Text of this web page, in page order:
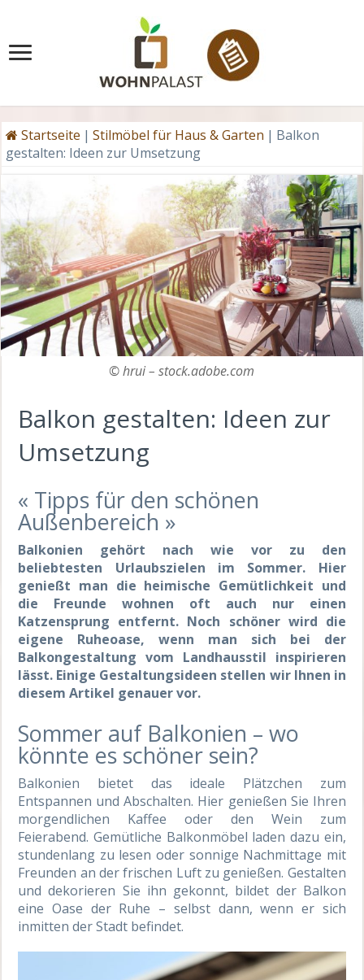
Startseite | Stilmöbel für Haus & Garten | Balkon
gestalten: Ideen zur Umsetzung
© hrui – stock.adobe.com
Balkon gestalten: Ideen zur
Umsetzung
« Tipps für den schönen
Außenbereich »
Balkonien gehört nach wie vor zu den
beliebtesten Urlaubszielen im Sommer. Hier
genießt man die heimische Gemütlichkeit und
die Freunde wohnen oft auch nur einen
Katzensprung entfernt. Noch schöner wird die
eigene Ruheoase, wenn man sich bei der
Balkongestaltung vom Landhausstil inspirieren
lässt. Einige Gestaltungsideen stellen wir Ihnen in
diesem Artikel genauer vor.
Sommer auf Balkonien – wo
könnte es schöner sein?
Balkonien bietet das ideale Plätzchen zum
Entspannen und Abschalten. Hier genießen Sie Ihren
morgendlichen Kaffee oder den Wein zum
Feierabend. Gemütliche Balkonmöbel laden dazu ein,
stundenlang zu lesen oder sonnige Nachmittage mit
Freunden an der frischen Luft zu genießen. Gestalten
und dekorieren Sie ihn gekonnt, bildet der Balkon
eine Oase der Ruhe – selbst dann, wenn er sich
inmitten der Stadt befindet.